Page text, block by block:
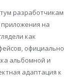
разработчикам
на
как
официально
альбомной и
адаптация к